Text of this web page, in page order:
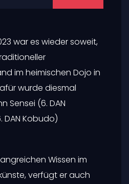
war es wieder soweit,
im heimischen Dojo in
wurde diesmal
Sensei (6. DAN
DAN Kobudo)
Wissen im
verfügt er auch